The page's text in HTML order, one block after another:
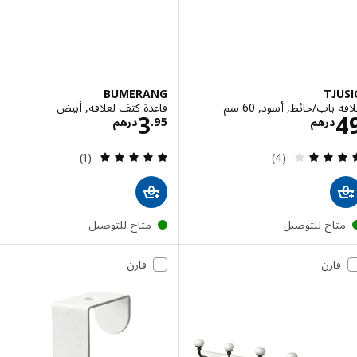
باب/حائط, أسود, 60 سم
درهمالاسعار درهم 49
مراجعة: 4 من أصل 5 نجوم. إجمالي المراجعات:
(4)
للتوصيل
BUMERANG
قاعدة كتف لعلاقة, أبيض
درهم3 الاسعار درهم
مراجعة: 5 من أصل 5 نجوم. إجمالي المراجعات:
(1)
متاح للتوصيل
قارن قارن